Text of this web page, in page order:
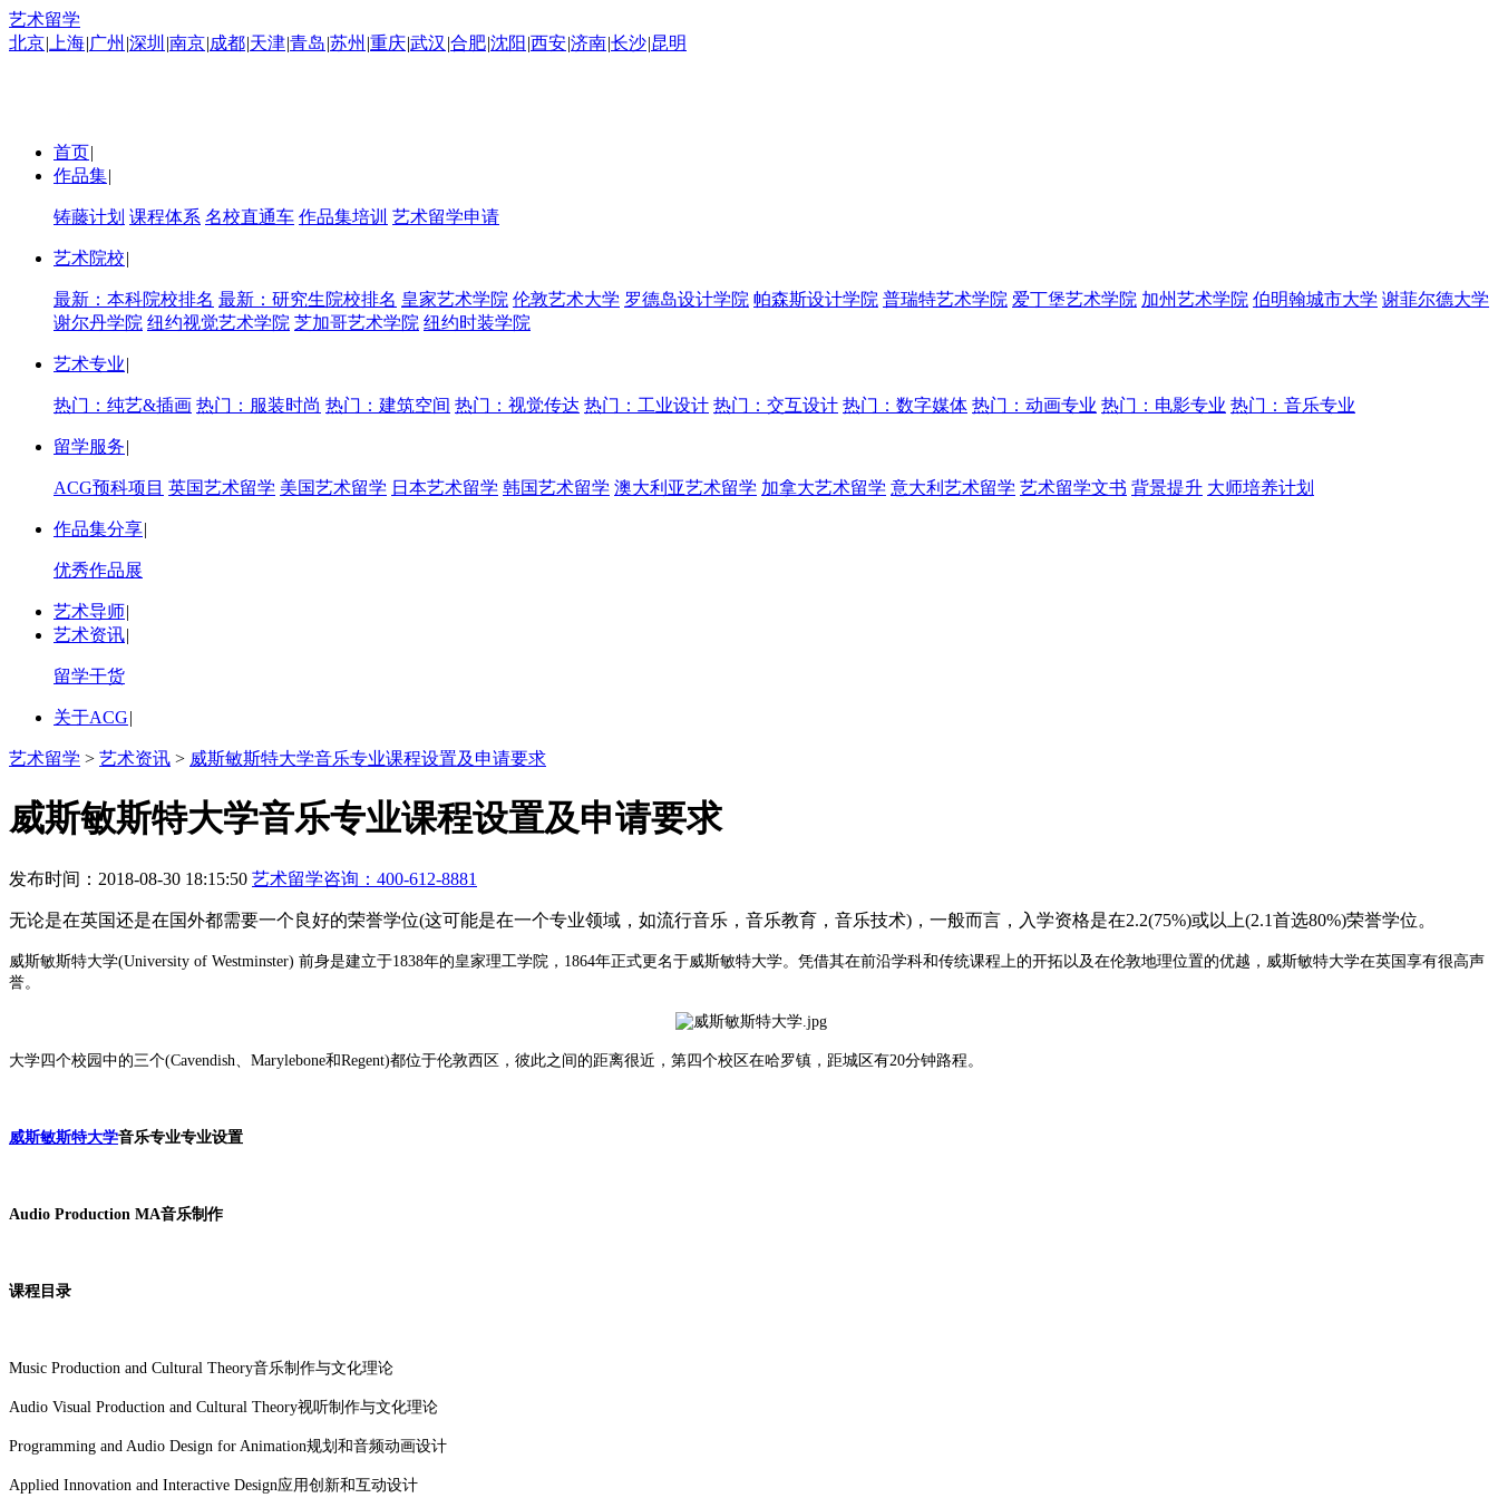
艺术留学
北京| 上海|广州 |深圳 |南京|成都|天津|青岛|苏州 |重庆|武汉 |合肥|沈阳 |西安|济南|长沙|昆明
首页|
作品集|
铸藤计划 课程体系 名校直通车 作品集培训 艺术留学申请
艺术院校|
最新：本科院校排名 最新：研究生院校排名 皇家艺术学院 伦敦艺术大学 罗德岛设计学院 帕森斯设计学院 普瑞特艺术学院 爱丁堡艺术学院 加州艺术学院 伯明翰城市大学 谢菲尔德大学
谢尔丹学院 纽约视觉艺术学院 芝加哥艺术学院 纽约时装学院
艺术专业|
热门：纯艺&插画 热门：服装时尚 热门：建筑空间 热门：视觉传达 热门：工业设计 热门：交互设计 热门：数字媒体 热门：动画专业 热门：电影专业 热门：音乐专业
留学服务|
ACG预科项目 英国艺术留学 美国艺术留学 日本艺术留学 韩国艺术留学 澳大利亚艺术留学 加拿大艺术留学 意大利艺术留学 艺术留学文书 背景提升 大师培养计划
作品集分享|
优秀作品展
艺术导师|
艺术资讯|
留学干货
关于ACG|
艺术留学 > 艺术资讯 > 威斯敏斯特大学音乐专业课程设置及申请要求
威斯敏斯特大学音乐专业课程设置及申请要求
发布时间：2018-08-30 18:15:50 艺术留学咨询： 400-612-8881
无论是在英国还是在国外都需要一个良好的荣誉学位(这可能是在一个专业领域，如流行音乐，音乐教育，音乐技术)，一般而言，入学资格是在2.2(75%)或以上(2.1首选80%)荣誉学位。
威斯敏斯特大学(University of Westminster) 前身是建立于1838年的皇家理工学院，1864年正式更名于威斯敏特大学。凭借其在前沿学科和传统课程上的开拓以及在伦敦地理位置的优越，威斯敏特大学在英国享有很高声
誉。
大学四个校园中的三个(Cavendish、Marylebone和Regent)都位于伦敦西区，彼此之间的距离很近，第四个校区在哈罗镇，距城区有20分钟路程。
威斯敏斯特大学音乐专业专业设置
Audio Production MA音乐制作
课程目录
Music Production and Cultural Theory音乐制作与文化理论
Audio Visual Production and Cultural Theory视听制作与文化理论
Programming and Audio Design for Animation规划和音频动画设计
Applied Innovation and Interactive Design应用创新和互动设计